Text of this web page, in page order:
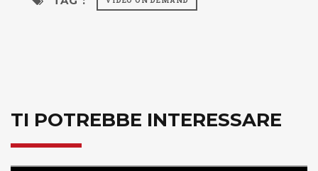
TI POTREBBE INTERESSARE